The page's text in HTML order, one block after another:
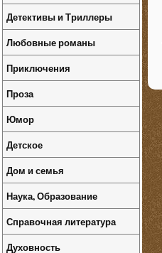
Детективы и Триллеры
Любовные романы
Приключения
Проза
Юмор
Детское
Дом и семья
Наука, Образование
Справочная литература
Духовность